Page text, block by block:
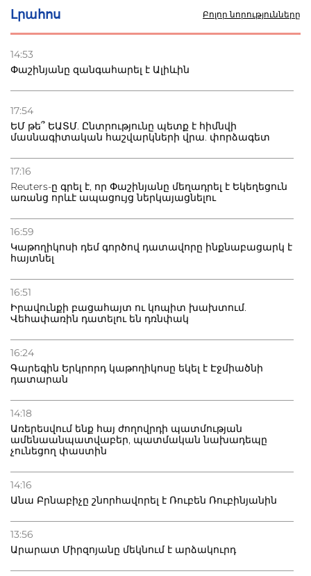
Լրահոս Բոլոր նորությունները
14:53
Փաշինյանը զանգահարել է Ալիևին
17:54
ԵՄ թե՞ ԵԱՏՄ. Ընտրությունը պետք է հիմնվի
մասնագիտական հաշվարկների վրա. փորձագետ
17:16
Reuters-ը գրել է, որ Փաշինյանը մեղադրել է Եկեղեցուն
առանց որևէ ապացույց ներկայացնելու
16:59
Կաթողիկոսի դեմ գործով դատավորը ինքնաբացարկ է
հայտնել
16:51
Իրավունքի բացահայտ ու կոպիտ խախտում.
Վեհափառին դատելու են դռնփակ
16:24
Գարեգին Երկրորդ կաթողիկոսը եկել է Էջմիածնի
դատարան
14:18
Առերեսվում ենք հայ ժողովրդի պատմության
ամենաանպատվաբեր, պատմական նախադեպը
չունեցող փաստին
14:16
Անա Բրնաբիչը շնորհավորել է Ռուբեն Ռուբինյանին
13:56
Արարատ Միրզոյանը մեկնում է արձակուրդ
22.07.2026
տուժածներ կան
21.07.2026
Դատվածություն ունեցող միգրանտներին կարգելվի
բնակվել Ռուսաստանում
20.07.2026
Բաքվի բանտից գեներալ Մանուկյանը դիմել է
Փաշինյանին